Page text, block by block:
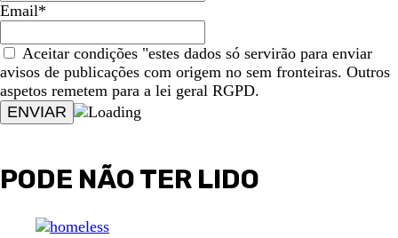
Email*
Aceitar condições "estes dados só servirão para enviar
avisos de publicações com origem no sem fronteiras. Outros
aspetos remetem para a lei geral RGPD.
PODE NÃO TER LIDO